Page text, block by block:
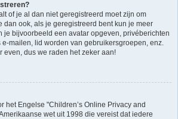
of je al dan niet geregistreerd moet zijn om
dan ook, als je geregistreerd bent kun je meer
je bijvoorbeeld een avatar opgeven, privéberichten
mailen, lid worden van gebruikersgroepen, enz.
even, dus we raden het zeker aan!
het Engelse "Children’s Online Privacy and
wet uit 1998 die vereist dat iedere